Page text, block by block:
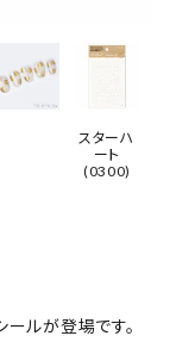
スターハ
ート
(0300)
ルが登場です。